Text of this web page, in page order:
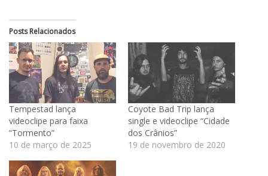
Posts Relacionados
Tempestad lança
videoclipe para faixa
“Tormento”
10 de março de 2025
Coyote Bad Trip lança
single e videoclipe “Cidade
dos Crânios”
19 de novembro de 2020